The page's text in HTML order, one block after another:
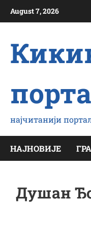
August 7, 2026
најчитанији
НАЈНОВИЈЕ
Душан